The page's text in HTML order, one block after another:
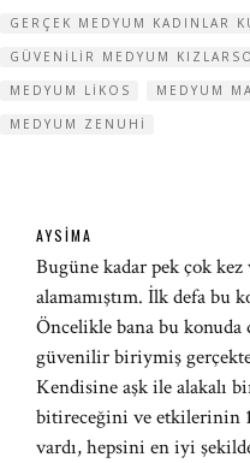
GERÇEK MEDYUM KADINLAR
GÜVENILIR MEDYUM
MEDYUM LIKOS
MEDYUM
MEDYUM ZENUHI
AYSIMA
Bugüne kadar pek çok
alamamıştım. İlk defa bu
Öncelikle bana bu
güvenilir biriymiş
Kendisine aşk ile alakalı
bitireceğini ve etkilerinin 1
vardı, hepsini en iyi